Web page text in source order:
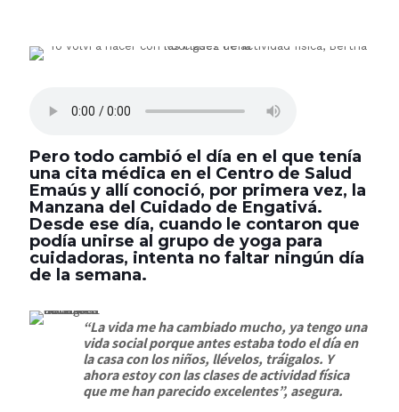
Pero todo cambió el día en el que tenía
una cita médica en el Centro de Salud
Emaús y allí conoció, por primera vez, la
Manzana del Cuidado de Engativá.
Desde ese día, cuando le contaron que
podía unirse al grupo de yoga para
cuidadoras, intenta no faltar ningún día
de la semana.
“La vida me ha cambiado mucho, ya tengo una
vida social porque antes estaba todo el día en
la casa con los niños, llévelos, tráigalos. Y
ahora estoy con las clases de actividad física
que me han parecido excelentes”, asegura.